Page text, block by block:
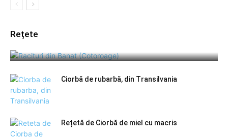
Rețete
Ciorbă de rubarbă, din Transilvania
Rețetă de Ciorbă de miel cu macris